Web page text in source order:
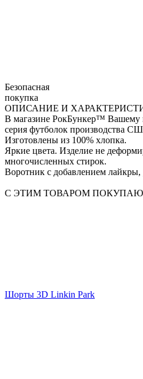
Безопасная
покупка
ОПИСАНИЕ И
В магазине РокБункер™ Вашему
серия футболок производства
Изготовлены из 100% хлопка.
Яркие цвета. Изделие не
многочисленных стирок.
Воротник с добавлением
С ЭТИМ ТОВАРОМ
Шорты 3D Linkin Park